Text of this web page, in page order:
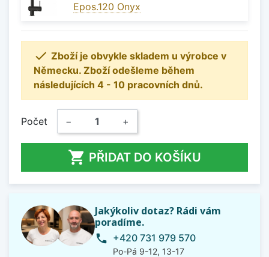
Epos.120 Onyx
 Zboží je obvykle skladem u výrobce v
Německu. Zboží odešleme během
následujících 4 - 10 pracovních dnů.
Počet − +
 PŘIDAT DO KOŠÍKU
Jakýkoliv dotaz? Rádi vám
poradíme.
phone +420 731 979 570
Po-Pá 9-12, 13-17